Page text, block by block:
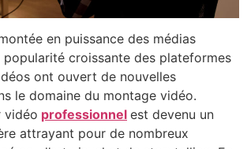
en puissance des médias
popularité croissante des plateformes
ont ouvert de nouvelles
le domaine du montage vidéo.
vidéo professionnel est devenu un
attrayant pour de nombreux